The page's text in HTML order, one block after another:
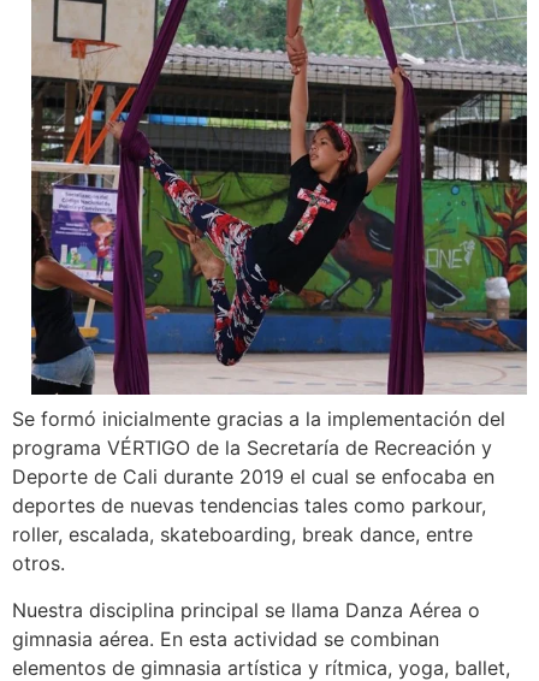
Se formó inicialmente gracias a la implementación del
programa VÉRTIGO de la Secretaría de Recreación y
Deporte de Cali durante 2019 el cual se enfocaba en
deportes de nuevas tendencias tales como parkour,
roller, escalada, skateboarding, break dance, entre
otros.
Nuestra disciplina principal se llama Danza Aérea o
gimnasia aérea. En esta actividad se combinan
elementos de gimnasia artística y rítmica, yoga, ballet,